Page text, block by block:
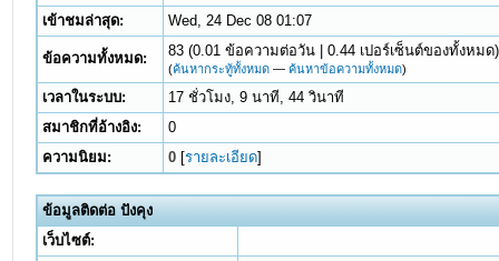
เข้าชมล่าสุด:
Wed, 24 Dec 08 01:07
ข้อความทั้งหมด: 83 (0.01 ข้อความต่อวัน | 0.44 เปอร์เซ็นต์ของทั้งหมด)
(ค้นหากระทู้ทั้งหมด — ค้นหาข้อความทั้งหมด)
เวลาในระบบ:
17 ชั่วโมง, 9 นาที, 44 วินาที
สมาชิกที่อ้างอิง:
0
ความนิยม:
0 [รายละเอียด]
ข้อมูลติดต่อ ปังคุง
เว็บไซต์: